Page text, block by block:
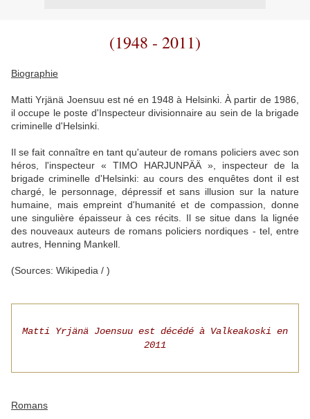
(1948 - 2011)
Biographie
Matti Yrjänä Joensuu est né en 1948 à Helsinki. À partir de 1986,
il occupe le poste d'Inspecteur divisionnaire au sein de la brigade
criminelle d'Helsinki.
Il se fait connaître en tant qu'auteur de romans policiers avec son
héros, l'inspecteur « TIMO
HARJUNPÄÄ », inspecteur de la
brigade criminelle d'Helsinki: au cours des enquêtes dont il est
chargé, le personnage, dépressif et sans illusion sur la nature
humaine, mais empreint d'humanité et de compassion, donne
une singulière épaisseur à ces récits. Il se situe dans la lignée
des nouveaux auteurs de romans policiers nordiques - tel, entre
autres, Henning Mankell.
(Sources: Wikipedia / )
Matti Yrjänä Joensuu est décédé à Valkeakoski en
2011
Romans